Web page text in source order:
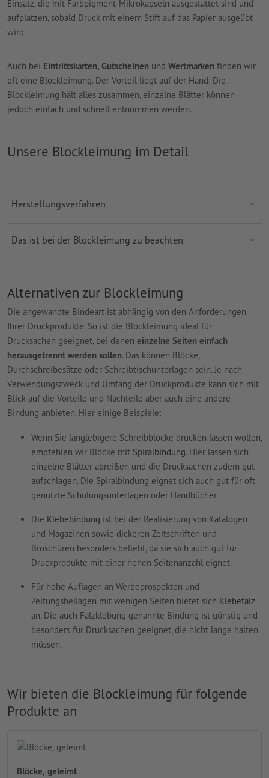
Einsatz, die mit Farbpigment-Mikrokapseln ausgestattet sind und
aufplatzen, sobald Druck mit einem Stift auf das Papier ausgeübt
wird.
Auch bei Eintrittskarten, Gutscheinen und Wertmarken finden wir
oft eine Blockleimung. Der Vorteil liegt auf der Hand: Die
Blockleimung hält alles zusammen, einzelne Blätter können
jedoch einfach und schnell entnommen werden.
Unsere Blockleimung im Detail
Herstellungsverfahren
Das ist bei der Blockleimung zu beachten
Alternativen zur Blockleimung
Die angewandte Bindeart ist abhängig von den Anforderungen
Ihrer Druckprodukte. So ist die Blockleimung ideal für
Drucksachen geeignet, bei denen einzelne Seiten einfach
herausgetrennt werden sollen. Das können Blöcke,
Durchschreibesätze oder Schreibtischunterlagen sein. Je nach
Verwendungszweck und Umfang der Druckprodukte kann sich mit
Blick auf die Vorteile und Nachteile aber auch eine andere
Bindung anbieten. Hier einige Beispiele:
Wenn Sie langlebigere Schreibblöcke drucken lassen wollen,
empfehlen wir Blöcke mit Spiralbindung. Hier lassen sich
einzelne Blätter abreißen und die Drucksachen zudem gut
aufschlagen. Die Spiralbindung eignet sich auch gut für oft
genutzte Schulungsunterlagen oder Handbücher.
Die Klebebindung ist bei der Realisierung von Katalogen
und Magazinen sowie dickeren Zeitschriften und
Broschüren besonders beliebt, da sie sich auch gut für
Druckprodukte mit einer hohen Seitenanzahl eignet.
Für hohe Auflagen an Werbeprospekten und
Zeitungsbeilagen mit wenigen Seiten bietet sich Klebefalz
an. Die auch Falzklebung genannte Bindung ist günstig und
besonders für Drucksachen geeignet, die nicht lange halten
müssen.
Wir bieten die Blockleimung für folgende
Produkte an
Blöcke, geleimt